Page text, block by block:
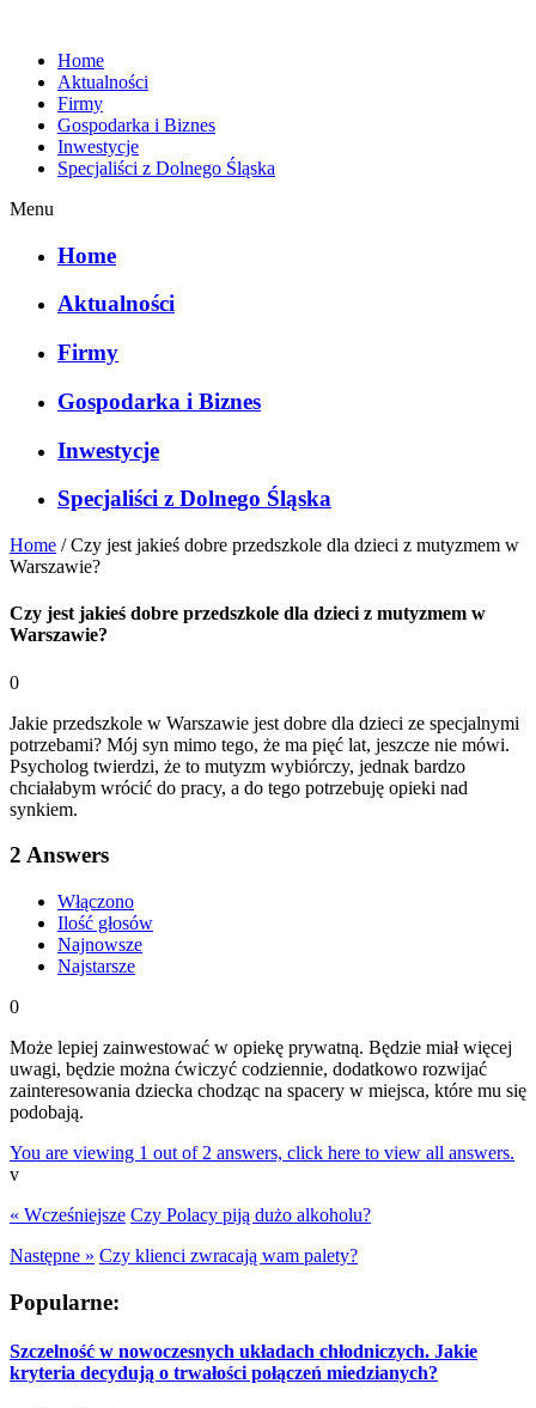
Home
Aktualności
Firmy
Gospodarka i Biznes
Inwestycje
Specjaliści z Dolnego Śląska
Menu
Home
Aktualności
Firmy
Gospodarka i Biznes
Inwestycje
Specjaliści z Dolnego Śląska
Home /Czy jest jakieś dobre przedszkole dla dzieci z mutyzmem w
Warszawie?
Czy jest jakieś dobre przedszkole dla dzieci z mutyzmem w
Warszawie?
0
Jakie przedszkole w Warszawie jest dobre dla dzieci ze specjalnymi
potrzebami? Mój syn mimo tego, że ma pięć lat, jeszcze nie mówi.
Psycholog twierdzi, że to mutyzm wybiórczy, jednak bardzo
chciałabym wrócić do pracy, a do tego potrzebuję opieki nad
synkiem.
2 Answers
Włączono
Ilość głosów
Najnowsze
Najstarsze
0
Może lepiej zainwestować w opiekę prywatną. Będzie miał więcej
uwagi, będzie można ćwiczyć codziennie, dodatkowo rozwijać
zainteresowania dziecka chodząc na spacery w miejsca, które mu się
podobają.
You are viewing 1 out of 2 answers, click here to view all answers.
v
« Wcześniejsze Czy Polacy piją dużo alkoholu?
Następne » Czy klienci zwracają wam palety?
Popularne:
Szczelność w nowoczesnych układach chłodniczych. Jakie
kryteria decydują o trwałości połączeń miedzianych?